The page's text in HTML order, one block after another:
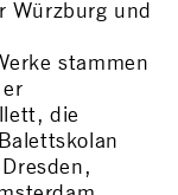
Würzburg und
stammen
die